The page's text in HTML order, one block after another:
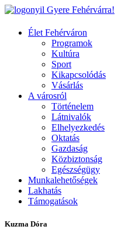
Gyere Fehérvárra!
Élet Fehérváron
Programok
Kultúra
Sport
Kikapcsolódás
Vásárlás
A városról
Történelem
Látnivalók
Elhelyezkedés
Oktatás
Gazdaság
Közbiztonság
Egészségügy
Munkalehetőségek
Lakhatás
Támogatások
Kuzma Dóra